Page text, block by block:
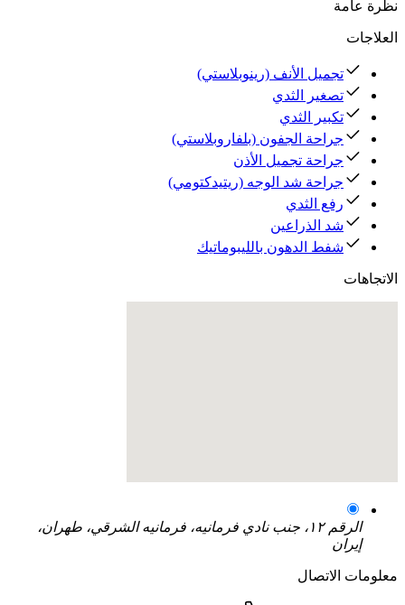
نظرة عامة
العلاجات
تجميل الأنف (رينوبلاستي)
تصغير الثدي
تكبير الثدي
جراحة الجفون (بلفاروبلاستي)
جراحة تجميل الأذن
جراحة شد الوجه (ريتيدكتومي)
رفع الثدي
شد الذراعين
شفط الدهون بالليبوماتيك
الاتجاهات
الرقم ١٢، جنب نادي فرمانيه، فرمانيه الشرقي، طهران،
إيران
معلومات الاتصال